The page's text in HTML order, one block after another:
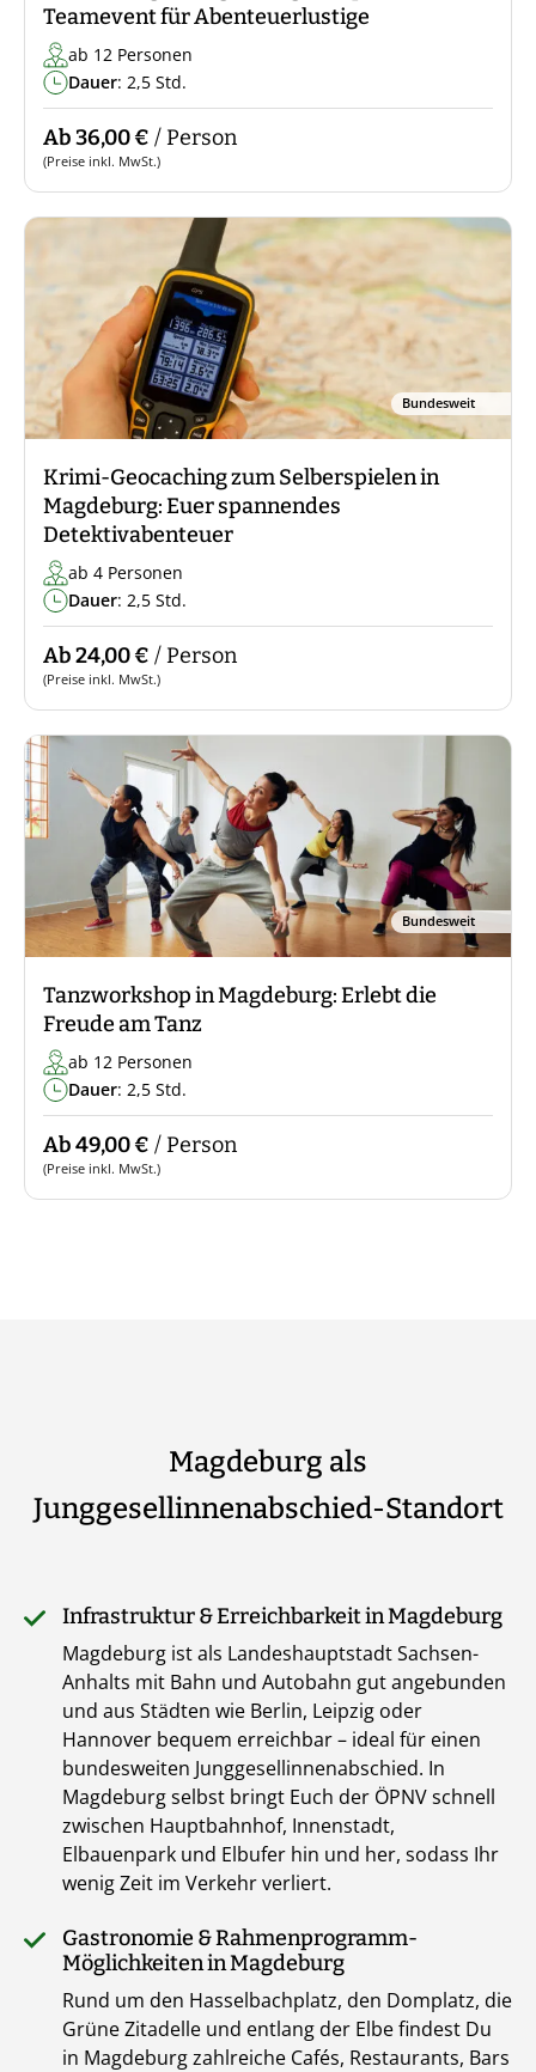
Teamevent für Abenteuerlustige
ab 12 Personen
Dauer: 2,5 Std.
Ab 36,00 € / Person
(Preise inkl. MwSt.)
Bundesweit
Krimi-Geocaching zum Selberspielen in
Magdeburg: Euer spannendes
Detektivabenteuer
ab 4 Personen
Dauer: 2,5 Std.
Ab 24,00 € / Person
(Preise inkl. MwSt.)
Bundesweit
Tanzworkshop in Magdeburg: Erlebt die
Freude am Tanz
ab 12 Personen
Dauer: 2,5 Std.
Ab 49,00 € / Person
(Preise inkl. MwSt.)
Magdeburg als
Junggesellinnenabschied-Standort
Infrastruktur & Erreichbarkeit in Magdeburg
Magdeburg ist als Landeshauptstadt Sachsen-
Anhalts mit Bahn und Autobahn gut angebunden
und aus Städten wie Berlin, Leipzig oder
Hannover bequem erreichbar – ideal für einen
bundesweiten Junggesellinnenabschied. In
Magdeburg selbst bringt Euch der ÖPNV schnell
zwischen Hauptbahnhof, Innenstadt,
Elbauenpark und Elbufer hin und her, sodass Ihr
wenig Zeit im Verkehr verliert.
Gastronomie & Rahmenprogramm-
Möglichkeiten in Magdeburg
Rund um den Hasselbachplatz, den Domplatz, die
Grüne Zitadelle und entlang der Elbe findest Du
in Magdeburg zahlreiche Cafés, Restaurants, Bars